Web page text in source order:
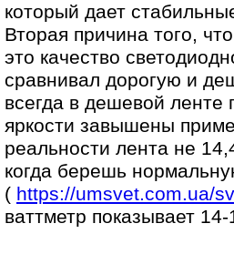
который дает
Вторая причина того,
это качество
сравнивал дорогую и
всегда в дешевой ленте
яркости завышены
реальности лента не
когда берешь
( https://umsvet.com.ua/
ваттметр показывает 14-